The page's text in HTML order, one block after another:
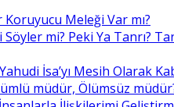
Meleği Var mı?
mi? Peki Ya Tanrı?
İsa’yı Mesih Olarak
müdür, Ölümsüz